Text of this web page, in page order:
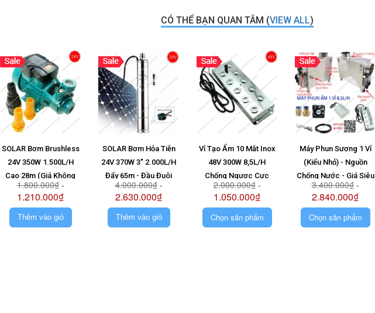
CÓ THỂ BẠN QUAN TÂM (VIEW ALL)
SOLAR Bơm Brushless
24V 350W 1.500L/H
Cao 28m (Giá Không
Pin)
1.800.000₫-
1.210.000₫
Thêm vào giỏ
SOLAR Bơm Hỏa Tiễn
24V 370W 3" 2.000L/H
Đẩy 65m - Đầu Đuôi
Chuột (Giá Không Pin)
4.000.000₫-
2.630.000₫
Thêm vào giỏ
Vỉ Tạo Ẩm 10 Mắt Inox
48V 300W 8,5L/H
Chống Ngược Cực
2.000.000₫-
1.050.000₫
Chọn sản phẩm
Máy Phun Sương 1 Vỉ
(Kiểu Nhỏ) - Nguồn
Chống Nước - Giá Siêu
Rẻ - Siêu Bền
3.400.000₫-
2.840.000₫
Chọn sản phẩm